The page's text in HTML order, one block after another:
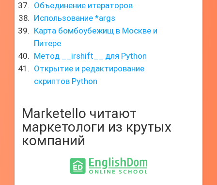
Объединение итераторов
Использование *args
Карта бомбоубежищ в Москве и
Питере
Метод __irshift__ для Python
Открытие и редактирование
скриптов Python
Marketello читают
маркетологи из крутых
компаний